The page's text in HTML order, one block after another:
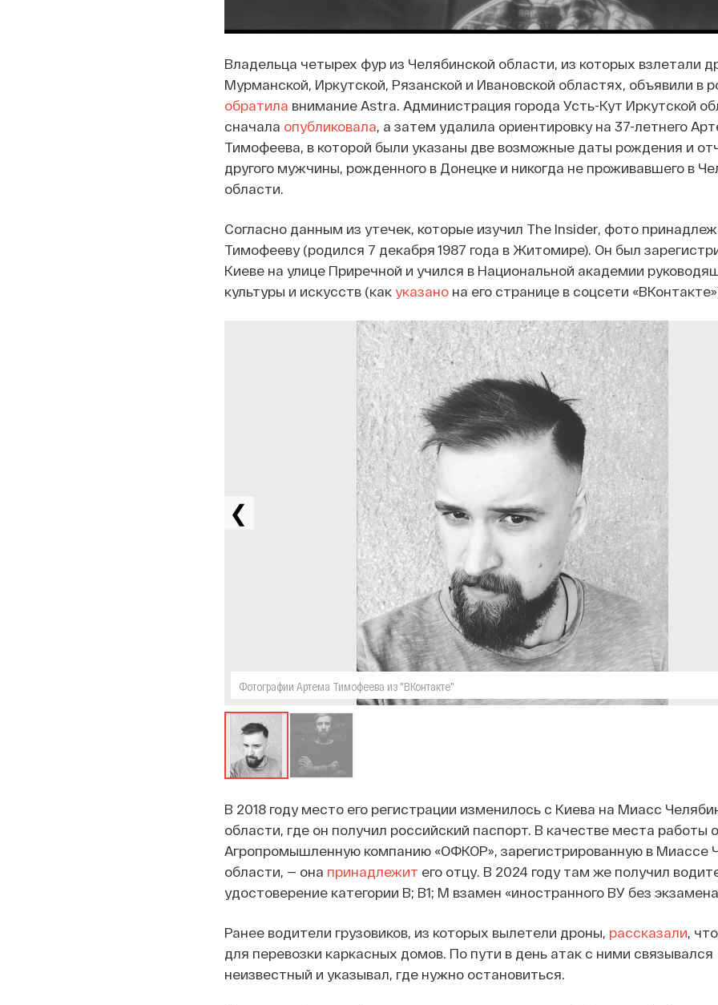
Владельца четырех фур из Челябинской области, из которых взлетали
Мурманской, Иркутской, Рязанской и Ивановской областях, объявили в
обратила внимание Astra. Администрация города Усть-Кут Иркутской
сначала опубликовала, а затем удалила ориентировку на 37-летнего
Тимофеева, в которой были указаны две возможные даты рождения и
другого мужчины, рожденного в Донецке и никогда не проживавшего в
области.
Согласно данным из утечек, которые изучил The Insider, фото
Тимофееву (родился 7 декабря 1987 года в Житомире). Он был
Киеве на улице Приречной и учился в Национальной академии
культуры и искусств (как указанона его странице в соцсети
❮
Фотографии Артема Тимофеева из "ВКонтакте"
В 2018 году место его регистрации изменилось с Киева на Миасс
области, где он получил российский паспорт. В качестве места работы
Агропромышленную компанию «ОФКОР», зарегистрированную в Миассе
области, — она принадлежит его отцу. В 2024 году там же получил
удостоверение категории В; В1; М взамен «иностранного ВУ без
Ранее водители грузовиков, из которых вылетели дроны, рассказали,
для перевозки каркасных домов. По пути в день атак с ними связывался
неизвестный и указывал, где нужно остановиться.